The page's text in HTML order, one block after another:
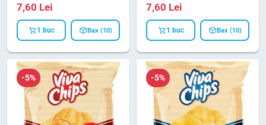
7,60 Lei
1 buc Bax (10)
7,60 Lei
1 buc Bax (10)
-5% -5%